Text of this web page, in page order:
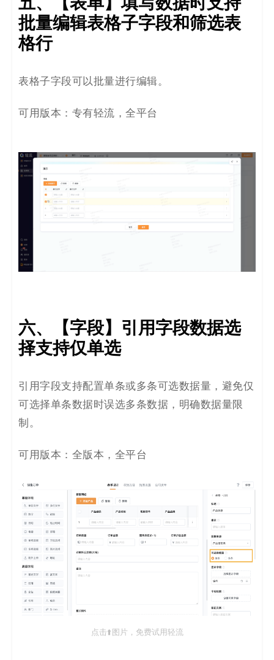
批量编辑表格子字段和筛选表
格行
表格子字段可以批量进行编辑。
可用版本：专有轻流，全平台
六、【字段】引用字段数据选
择支持仅单选
引用字段支持配置单条或多条可选数据量，避免仅
可选择单条数据时误选多条数据，明确数据量限
制。
可用版本：全版本，全平台
点击⬆️图片，免费试用轻流